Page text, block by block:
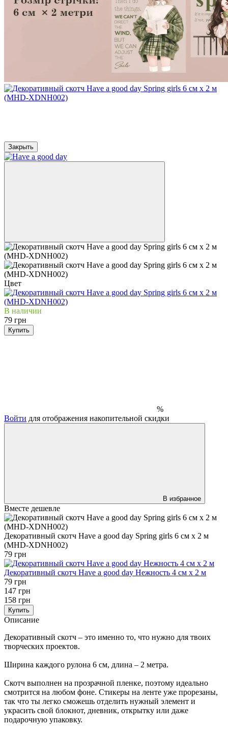
Закрыть
Цвет
В наличии
79 грн
Купить
%
Войти для отображения накопительной скидки
В избранное
Вместе дешевле
Декоративный скотч Have a good day Spring girls 6 см х 2 м
(MHD-XDNH002)
79 грн
Декоративный скотч Have a good day Нежность 4 см x 2 м
79 грн
147 грн
158 грн
Купить
Описание
Декоративный скотч – это именно то, что нужно для твоих
творческих проектов.
Ширина каждого рулона 6 см, длина – 2 метра.
Скотч выполнен на прозрачной пленке, поэтому идеально
смотрится на любом фоне. Стикеры на ленте уже прорезаны,
так что ты легко сможешь отделить нужный элемент и
украсить свой блокнот, дневник, открытку или даже
подарочную упаковку.